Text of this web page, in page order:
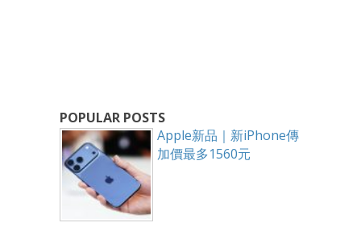
POPULAR POSTS
Apple新品｜新iPhone傳
加價最多1560元